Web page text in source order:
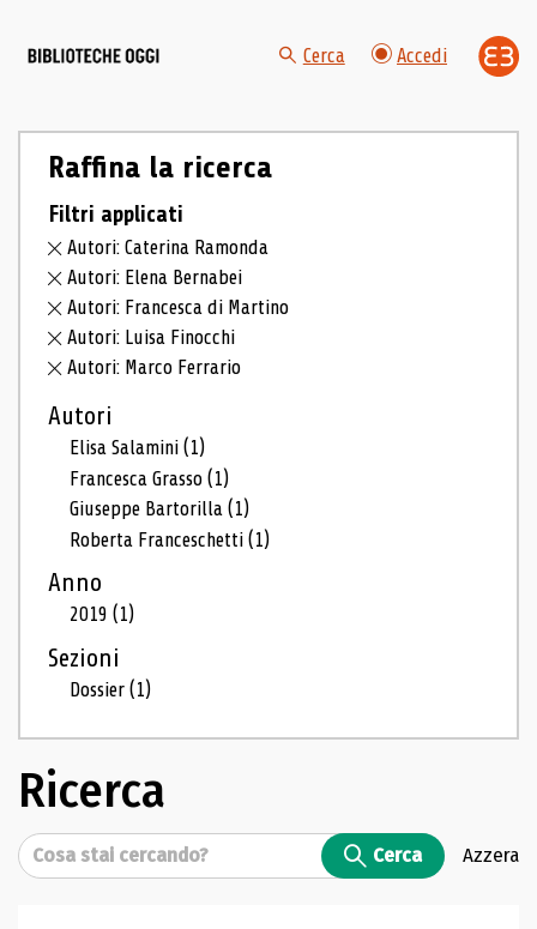
Cerca Accedi
Raffina la ricerca
Filtri applicati
Autori: Caterina Ramonda
Autori: Elena Bernabei
Autori: Francesca di Martino
Autori: Luisa Finocchi
Autori: Marco Ferrario
Autori
Elisa Salamini(1)
Francesca Grasso(1)
Giuseppe Bartorilla(1)
Roberta Franceschetti(1)
Anno
2019(1)
Sezioni
Dossier(1)
Ricerca
Cerca Cerca Azzera